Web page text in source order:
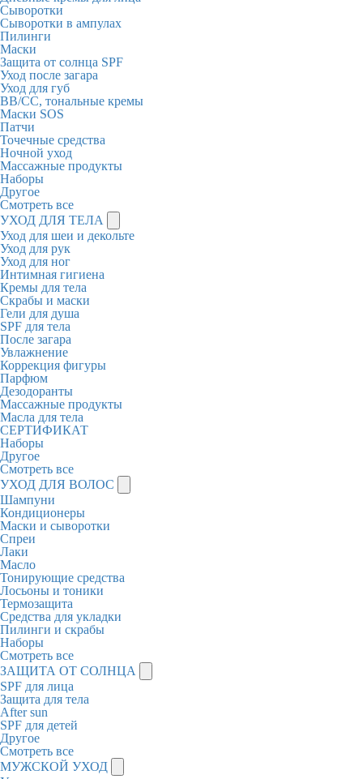
Сыворотки
Сыворотки в ампулах
Пилинги
Маски
Защита от солнца SPF
Уход после загара
Уход для губ
BB/CC, тональные кремы
Маски SOS
Патчи
Точечные средства
Ночной уход
Массажные продукты
Наборы
Другое
Смотреть все
УХОД ДЛЯ ТЕЛА
Уход для шеи и декольте
Уход для рук
Уход для ног
Интимная гигиена
Кремы для тела
Скрабы и маски
Гели для душа
SPF для тела
После загара
Увлажнение
Коррекция фигуры
Парфюм
Дезодоранты
Массажные продукты
Масла для тела
СЕРТИФИКАТ
Наборы
Другое
Смотреть все
УХОД ДЛЯ ВОЛОС
Шампуни
Кондиционеры
Маски и сыворотки
Спреи
Лаки
Масло
Тонирующие средства
Лосьоны и тоники
Термозащита
Средства для укладки
Пилинги и скрабы
Наборы
Смотреть все
ЗАЩИТА ОТ СОЛНЦА
SPF для лица
Защита для тела
After sun
SPF для детей
Другое
Смотреть все
МУЖСКОЙ УХОД